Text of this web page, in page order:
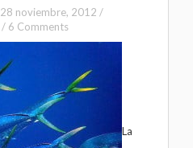
28 noviembre, 2012 /
/ 6 Comments
La